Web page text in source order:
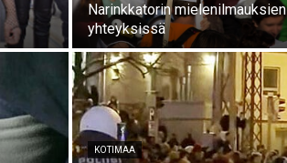
Narinkkatorin mielenilmauksien
yhteyksissä
KOTIMAA